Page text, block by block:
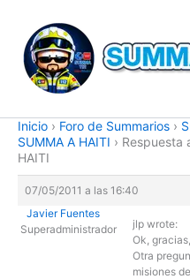
contenido
Inicio › Foro de Summarios ›
SUMMA A HAITI › Respuesta
HAITI
07/05/2011 a las 16:40
Javier Fuentes
Superadministrador
jlp wrote:
Ok,
Otra
misiones